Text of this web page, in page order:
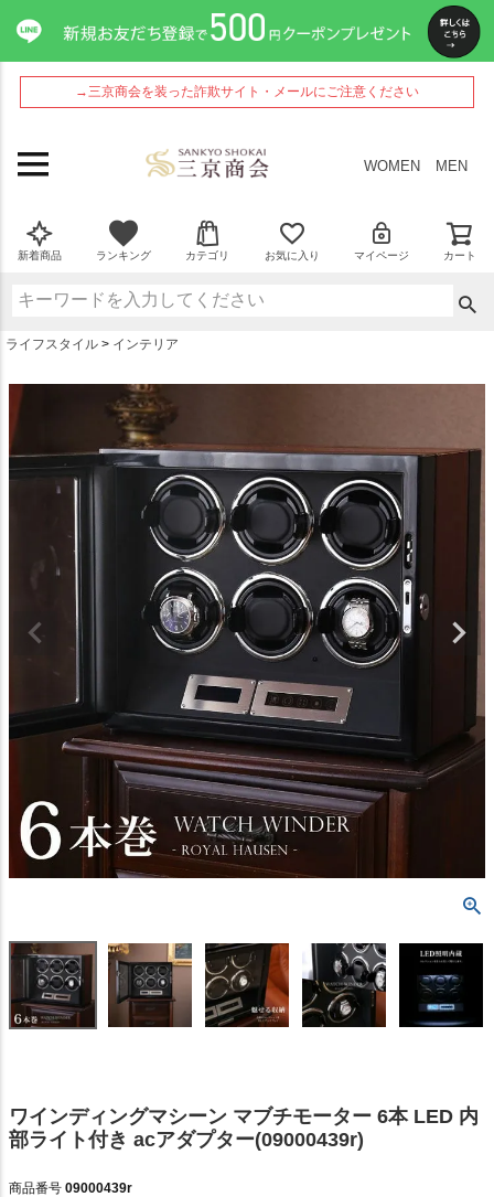
→三京商会を装った詐欺サイト・メールにご注意ください
WOMEN MEN
新着商品 ランキング カテゴリ お気に入り マイページ カート
ライフスタイル インテリア
ワインディングマシーン マブチモーター 6本 LED 内
部ライト付き acアダプター(09000439r)
商品番号 09000439r
ペー
ジト
ップ
へ